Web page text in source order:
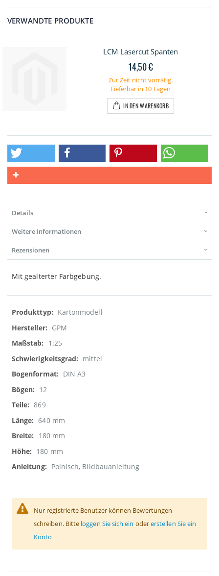
VERWANDTE PRODUKTE
LCM Lasercut Spanten
14,50 €
Zur Zeit nicht vorrätig.
Lieferbar in 10 Tagen
IN DEN WARENKORB
Details
Weitere Informationen
Rezensionen
Mit gealterter Farbgebung.
Weitere
Informationen
Kartonmodell
GPM
1:25
mittel
DIN A3
12
869
640 mm
180 mm
180 mm
Polnisch, Bildbauanleitung
Nur registrierte Benutzer können Bewertungen
schreiben. Bitte loggen Sie sich ein odererstellen Sie ein
Konto